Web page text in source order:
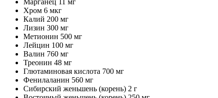
Хром 6 мкг
Калий 200 мг
Лизин 300 мг
Метионин 500 мг
Лейцин 100 мг
Валин 760 мг
Треонин 48 мг
Глютаминовая кислота 700 мг
Фенилаланин 560 мг
Сибирский женьшень (корень) 2 г